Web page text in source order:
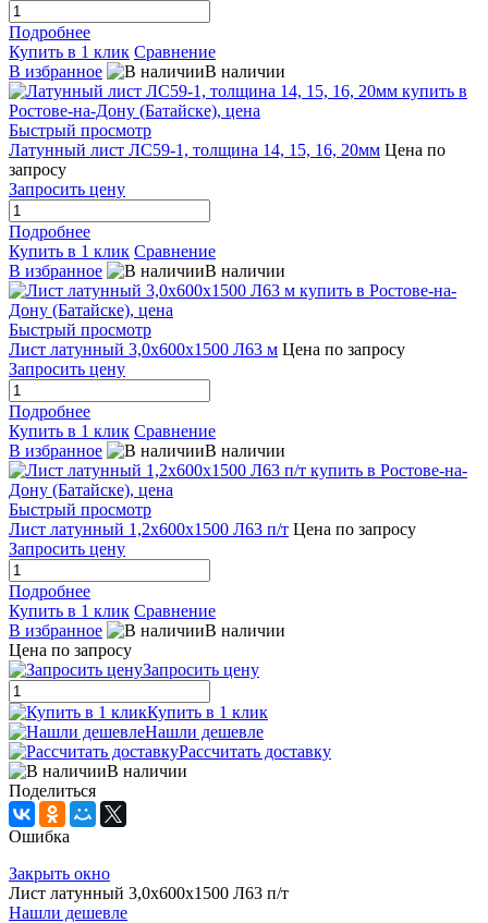
Подробнее
Купить в 1 клик Сравнение
В избранное
В наличии
Быстрый просмотр
Латунный лист ЛС59-1, толщина 14, 15, 16, 20мм Цена по
запросу
Запросить цену
Подробнее
Купить в 1 клик Сравнение
В избранное
В наличии
Быстрый просмотр
Лист латунный 3,0х600х1500 Л63 м Цена по запросу
Запросить цену
Подробнее
Купить в 1 клик Сравнение
В избранное
В наличии
Быстрый просмотр
Лист латунный 1,2х600х1500 Л63 п/т Цена по запросу
Запросить цену
Подробнее
Купить в 1 клик Сравнение
В избранное
В наличии
Цена по запросу
Запросить цену
Купить в 1 клик
Нашли дешевле
Рассчитать доставку
В наличии
Поделиться
Ошибка
Закрыть окно
Лист латунный 3,0х600х1500 Л63 п/т
Нашли дешевле